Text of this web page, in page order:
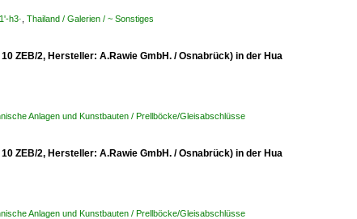
h3· Thailand / Galerien / ~ Sonstiges
ZEB/2, Hersteller: A.Rawie GmbH. / Osnabrück) in der Hua
Anlagen und Kunstbauten / Prellböcke/Gleisabschlüsse
ZEB/2, Hersteller: A.Rawie GmbH. / Osnabrück) in der Hua
Anlagen und Kunstbauten / Prellböcke/Gleisabschlüsse